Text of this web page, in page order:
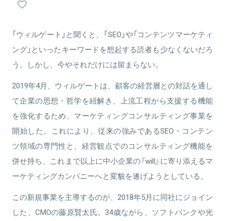
年8月に株式会社光通信入社し、2016年には、同社100％出資子会社
築、システム戦略、データ分析、マーケティング部門を統括。2018
年5月 株式会社ウィルゲート入社。同年7月、執行役員就任。19年7
月、取締役就任。
関連情報をみる
「ウィルゲート」と聞くと、「SEO」や「コンテンツマーケティ
ング」といったキーワードを想起する読者も少なくないだろ
う。しかし、今やそれだけには留まらない。
2019年4月、ウィルゲートは、顧客の経営層との対話を通し
て企業の思想・哲学を紐解き、上流工程から支援する機能
を強化するため、マーケティングコンサルティング事業を
開始した。これにより、従来の強みであるSEO・コンテン
ツ領域の専門性と、経営観点でのコンサルティング機能を
併せ持ち、これまで以上に中小企業の『will』に寄り添えるマ
ーケティングカンパニーへと変貌を遂げようとしている。
この新規事業を主導するのが、2018年5月に同社にジョイン
した、CMOの藤原賢太氏。34歳ながら、ソフトバンクや光